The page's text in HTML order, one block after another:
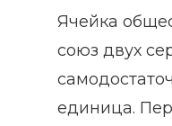
Ячейка
союз двух
единица.